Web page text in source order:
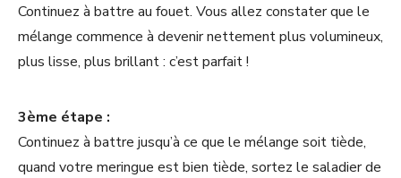
Continuez à battre au fouet. Vous allez constater que le
mélange commence à devenir nettement plus volumineux,
plus lisse, plus brillant : c’est parfait !
3ème étape :
Continuez à battre jusqu’à ce que le mélange soit tiède,
quand votre meringue est bien tiède, sortez le saladier de